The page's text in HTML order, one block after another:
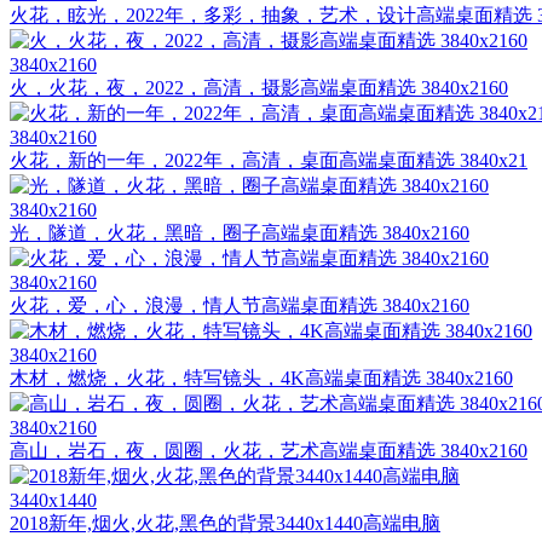
火花，眩光，2022年，多彩，抽象，艺术，设计高端桌面精选
3840x2160
火，火花，夜，2022，高清，摄影高端桌面精选 3840x2160
3840x2160
火花，新的一年，2022年，高清，桌面高端桌面精选 3840x21
3840x2160
光，隧道，火花，黑暗，圈子高端桌面精选 3840x2160
3840x2160
火花，爱，心，浪漫，情人节高端桌面精选 3840x2160
3840x2160
木材，燃烧，火花，特写镜头，4K高端桌面精选 3840x2160
3840x2160
高山，岩石，夜，圆圈，火花，艺术高端桌面精选 3840x2160
3440x1440
2018新年,烟火,火花,黑色的背景3440x1440高端电脑